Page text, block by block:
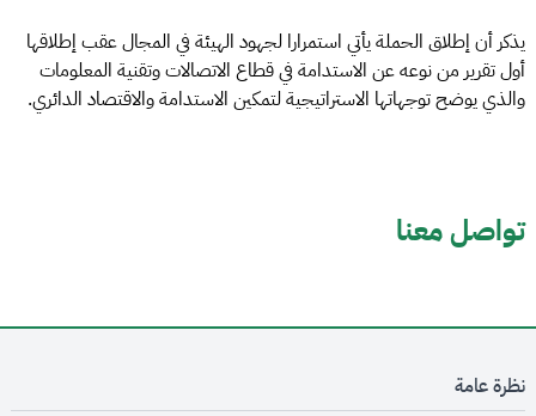
يذكر أن إطلاق الحملة يأتي استمرارا لجهود الهيئة في المجال عقب إطلاقها
أول تقرير من نوعه عن الاستدامة في قطاع الاتصالات وتقنية المعلومات
والذي يوضح توجهاتها الاستراتيجية لتمكين الاستدامة والاقتصاد الدائري.
تواصل معنا
نظرة عامة